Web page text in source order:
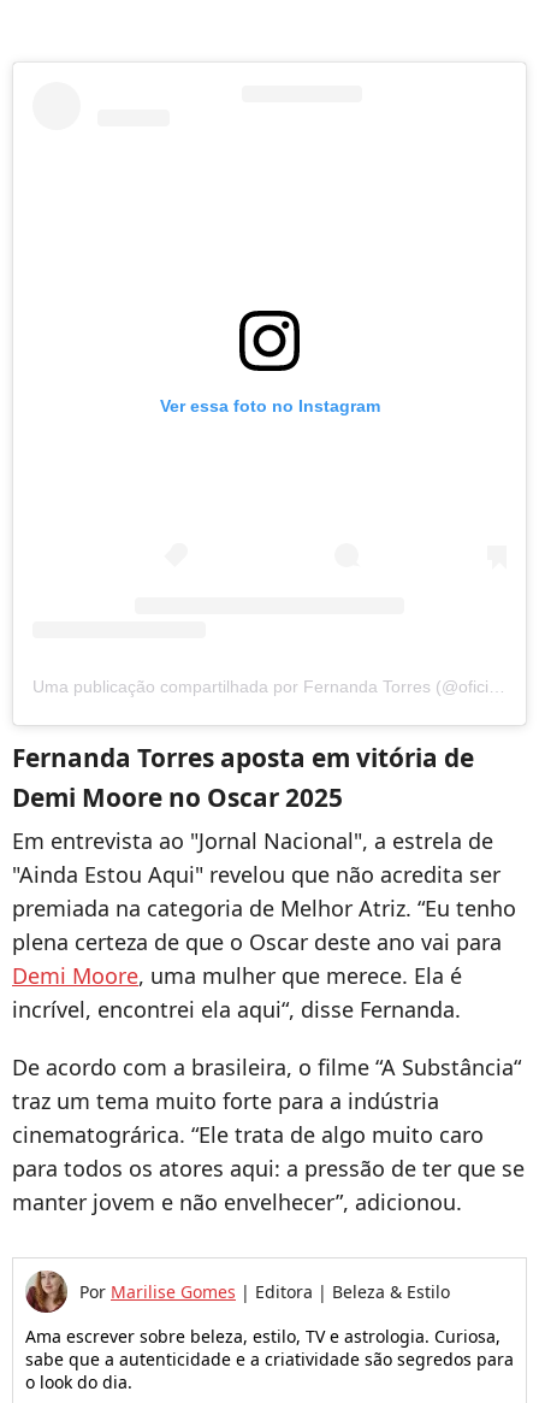
Ver essa foto no Instagram
Fernanda Torres aposta em vitória de
Demi Moore no Oscar 2025
Em entrevista ao "Jornal Nacional", a estrela de
"Ainda Estou Aqui" revelou que não acredita ser
premiada na categoria de Melhor Atriz. “Eu tenho
plena certeza de que o Oscar deste ano vai para
Demi Moore, uma mulher que merece. Ela é
incrível, encontrei ela aqui“, disse Fernanda.
De acordo com a brasileira, o filme “A Substância“
traz um tema muito forte para a indústria
cinematográrica. “Ele trata de algo muito caro
para todos os atores aqui: a pressão de ter que se
manter jovem e não envelhecer”, adicionou.
Por Marilise Gomes | Editora | Beleza & Estilo
Ama escrever sobre beleza, estilo, TV e astrologia. Curiosa,
sabe que a autenticidade e a criatividade são segredos para
o look do dia.